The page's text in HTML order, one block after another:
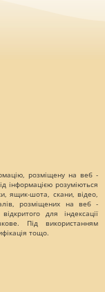
розміщену на веб -
інформацією розуміються
ящик-шота, скани, відео,
розміщених на веб -
для індексації
Під використанням
тощо.